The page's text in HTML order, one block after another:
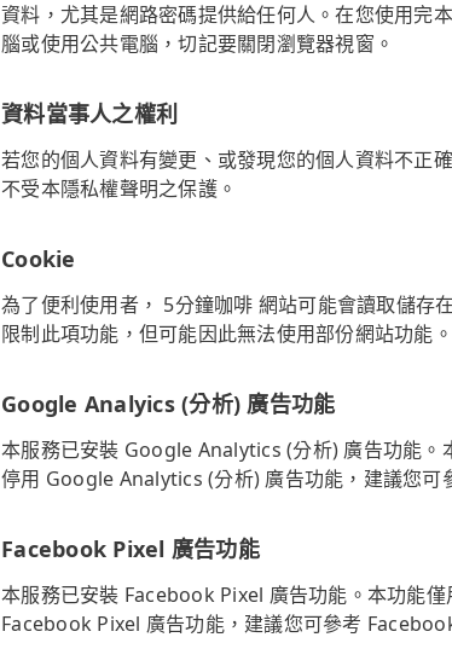
資料，尤其是網路密碼提供給任何人。在您使用完
腦或使用公共電腦，切記要關閉瀏覽器視窗。
資料當事人之權利
若您的個人資料有變更、或發現您的個人資料不正
不受本隱私權聲明之保護。
Cookie
為了便利使用者， 5分鐘咖啡 網站可能會讀取儲
限制此項功能，但可能因此無法使用部份網站功能。
Google Analyics (分析) 廣告功能
本服務已安裝 Google Analytics (分析) 廣告功能。
停用 Google Analytics (分析) 廣告功能，建議您可
Facebook Pixel 廣告功能
本服務已安裝 Facebook Pixel 廣告功能。本功能
Facebook Pixel 廣告功能，建議您可參考